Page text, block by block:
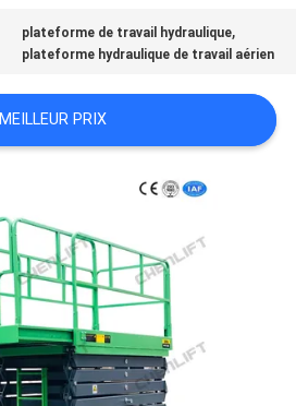
plateforme de travail hydraulique,
plateforme hydraulique de travail aérien
MEILLEUR PRIX